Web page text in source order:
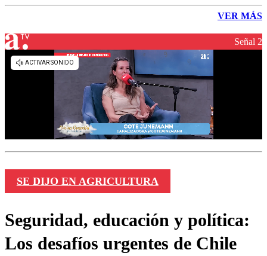
VER MÁS
Señal 2
SE DIJO EN AGRICULTURA
Seguridad, educación y política:
Los desafíos urgentes de Chile